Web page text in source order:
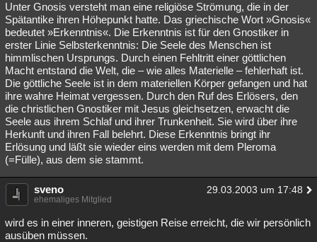
Unter Gnosis versteht man eine religiöse Strömung, die in der
Spätantike ihren Höhepunkt hatte. Das griechische Wort »Gnosis«
bedeutet »Erkenntnis«. Die Erkenntnis ist für den Gnostiker in
erster Linie Selbsterkenntnis: Die Seele des Menschen ist
himmlischen Ursprungs. Durch einen Fehltritt einer göttlichen
Macht entstand die Welt, die – wie alles Materielle – fehlerhaft ist.
Die göttliche Seele ist in dem materiellen Körper gefangen und hat
ihre wahre Heimat vergessen. Durch den Ruf des Erlösers, den
die christlichen Gnostiker mit Jesus gleichsetzen, erwacht die
Seele aus ihrem Schlaf und ihrer Trunkenheit. Sie wird über ihre
Herkunft und ihren Fall belehrt. Diese Erkenntnis bringt ihr
Erlösung und läßt sie wieder eins werden mit dem Pleroma
(=Fülle), aus dem sie stammt.
sveno 29.03.2003 um 17:48
ehemaliges Mitglied
wird es in einer inneren, geistigen Reise erreicht, die wir persönlich
ausüben müssen.